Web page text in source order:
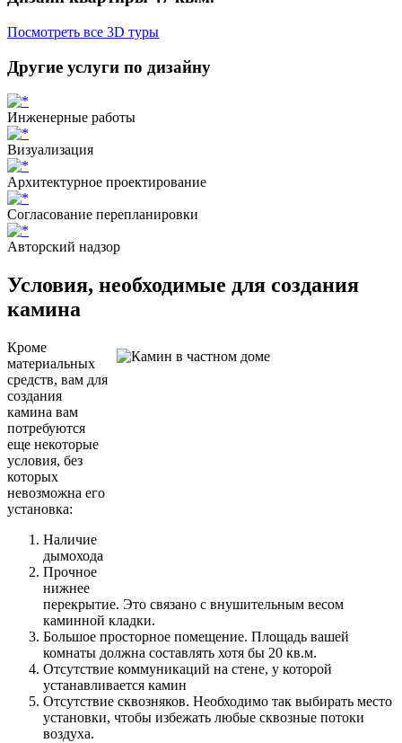
Посмотреть все 3D туры
Другие услуги по дизайну
Инженерные работы
Визуализация
Архитектурное проектирование
Согласование перепланировки
Авторский надзор
Условия, необходимые для создания
камина
Кроме
материальных
средств, вам для
создания
камина вам
потребуются
еще некоторые
условия, без
которых
невозможна его
установка:
Наличие
дымохода
Прочное
нижнее
перекрытие. Это связано с внушительным весом
каминной кладки.
Большое просторное помещение. Площадь вашей
комнаты должна составлять хотя бы 20 кв.м.
Отсутствие коммуникаций на стене, у которой
устанавливается камин
Отсутствие сквозняков. Необходимо так выбирать место
установки, чтобы избежать любые сквозные потоки
воздуха.